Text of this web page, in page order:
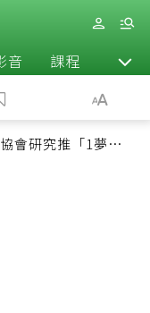
音 課程 退休
會研究推「1夢幻水